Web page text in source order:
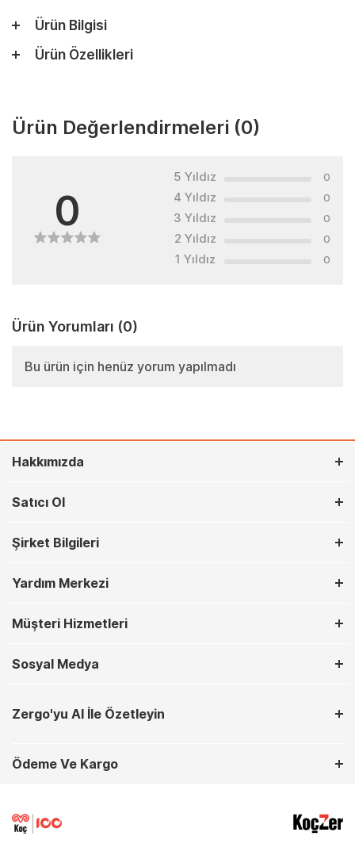
Ürün Bilgisi
Ürün Özellikleri
Ürün Değerlendirmeleri (0)
0
5 Yıldız 0
4 Yıldız 0
3 Yıldız 0
2 Yıldız 0
1 Yıldız 0
Ürün Yorumları (0)
Bu ürün için henüz yorum yapılmadı
Hakkımızda
Satıcı Ol
Şirket Bilgileri
Yardım Merkezi
Müşteri Hizmetleri
Sosyal Medya
Zergo'yu AI İle Özetleyin
Ödeme Ve Kargo